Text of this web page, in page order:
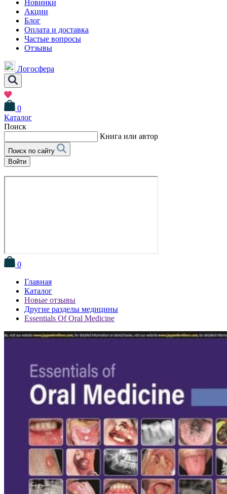
Новинки
Акции
Блог
Оплата и доставка
Частые вопросы
Отзывы
Логосфера
0
Каталог
Поиск
Книга или автор
Поиск по сайту
Войти
0
Главная
Каталог
Новые отзывы
Другие разделы медицины
Essentials Of Oral Medicine